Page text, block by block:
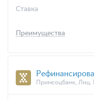
Ставка
Преимущества
Примсоцбанк,